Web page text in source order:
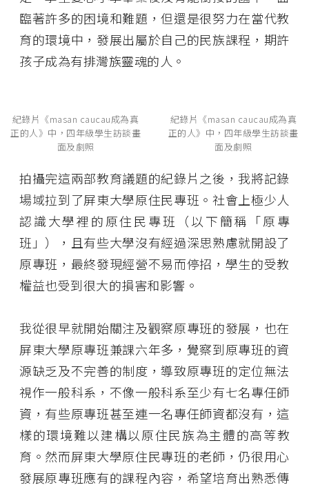
臨著許多的困境和難題，但還是很努力在當代教
育的環境中，發展出屬於自己的民族課程，期許
孩子成為有排灣族靈魂的人。
紀錄片《masan caucau成為真
正的人》中，四年級學生訪談畫
面及劇照
紀錄片《masan caucau成為真
正的人》中，四年級學生訪談畫
面及劇照
拍攝完這兩部教育議題的紀錄片之後，我將記錄
場域拉到了屏東大學原住民專班。社會上極少人
認識大學裡的原住民專班（以下簡稱「原專
班」），且有些大學沒有經過深思熟慮就開設了
原專班，最終發現經營不易而停招，學生的受教
權益也受到很大的損害和影響。
我從很早就開始關注及觀察原專班的發展，也在
屏東大學原專班兼課六年多，覺察到原專班的資
源缺乏及不完善的制度，導致原專班的定位無法
視作一般科系，不像一般科系至少有七名專任師
資，有些原專班甚至連一名專任師資都沒有，這
樣的環境難以建構以原住民族為主體的高等教
育。然而屏東大學原住民專班的老師，仍很用心
發展原專班應有的課程內容，希望培育出熟悉傳